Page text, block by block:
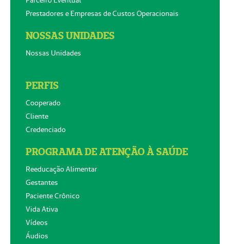
Prestadores e Empresas de Custos Operacionais
NOSSAS UNIDADES
Nossas Unidades
PERFIS
Cooperado
Cliente
Credenciado
PROGRAMA DE ATENÇÃO À SAÚDE
Reeducação Alimentar
Gestantes
Paciente Crônico
Vida Ativa
Vídeos
Áudios